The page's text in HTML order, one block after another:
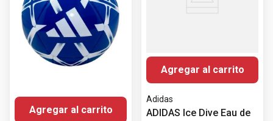
Agregar al carrito
Agregar al carrito
Adidas
ADIDAS Ice Dive Eau de